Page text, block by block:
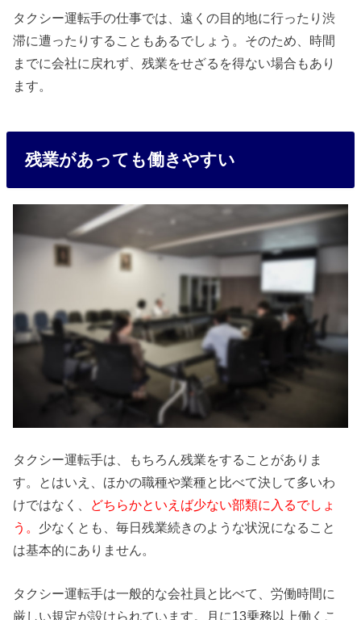
タクシー運転手の仕事では、遠くの目的地に行ったり渋
滞に遭ったりすることもあるでしょう。そのため、時間
までに会社に戻れず、残業をせざるを得ない場合もあり
ます。
残業があっても働きやすい
タクシー運転手は、もちろん残業をすることがありま
す。とはいえ、ほかの職種や業種と比べて決して多いわ
けではなく、 どちらかといえば少ない部類に入るでしょ
う。 少なくとも、毎日残業続きのような状況になること
は基本的にありません。
タクシー運転手は一般的な会社員と比べて、労働時間に
厳しい規定が設けられています。月に13乗務以上働くこ